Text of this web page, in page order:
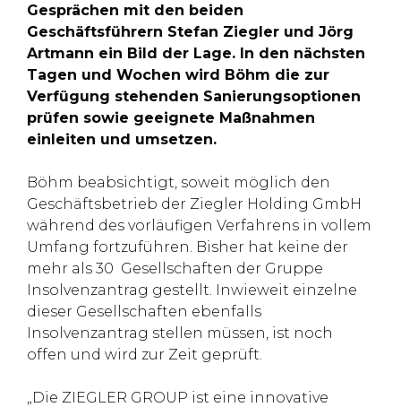
Gesprächen mit den beiden
Geschäftsführern Stefan Ziegler und Jörg
Artmann ein Bild der Lage. In den nächsten
Tagen und Wochen wird Böhm die zur
Verfügung stehenden Sanierungsoptionen
prüfen sowie geeignete Maßnahmen
einleiten und umsetzen.
Böhm beabsichtigt, soweit möglich den
Geschäftsbetrieb der Ziegler Holding GmbH
während des vorläufigen Verfahrens in vollem
Umfang fortzuführen. Bisher hat keine der
mehr als 30 Gesellschaften der Gruppe
Insolvenzantrag gestellt. Inwieweit einzelne
dieser Gesellschaften ebenfalls
Insolvenzantrag stellen müssen, ist noch
offen und wird zur Zeit geprüft.
„Die ZIEGLER GROUP ist eine innovative